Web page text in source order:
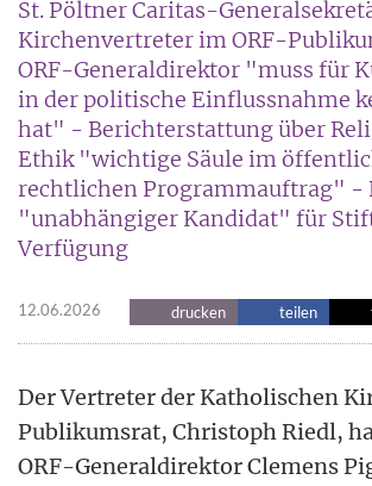
St. Pöltner Caritas-
Kirchenvertreter im ORF-
ORF-Generaldirektor "muss für
in der politische Einflussnahme
hat" - Berichterstattung über
Ethik "wichtige Säule im
rechtlichen Programmauftrag" -
"unabhängiger Kandidat" für
Verfügung
12.06.2026 drucken teilen
Der Vertreter der Katholischen
Publikumsrat, Christoph Riedl,
ORF-Generaldirektor Clemens